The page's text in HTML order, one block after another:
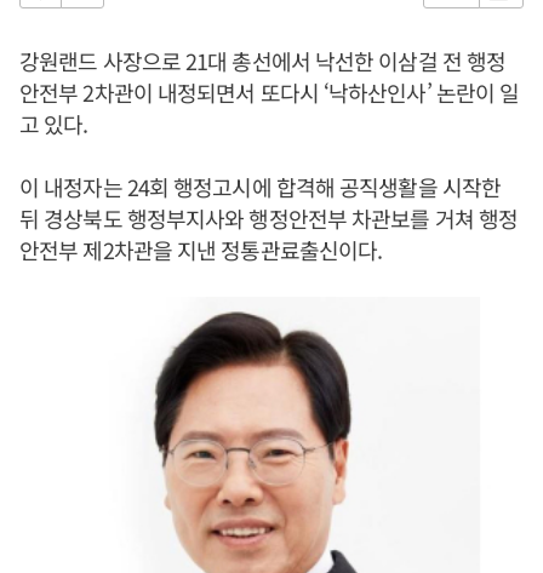
강원랜드 사장으로 21대 총선에서 낙선한 이삼걸 전 행정
안전부 2차관이 내정되면서 또다시 ‘낙하산인사’ 논란이 일
고 있다.
이 내정자는 24회 행정고시에 합격해 공직생활을 시작한
뒤 경상북도 행정부지사와 행정안전부 차관보를 거쳐 행정
안전부 제2차관을 지낸 정통관료출신이다.